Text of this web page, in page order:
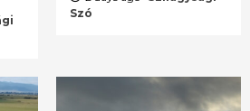
Szó